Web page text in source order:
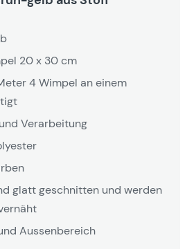
20 x 30 cm
4 Wimpel an einem
Verarbeitung
glatt geschnitten und werden
Aussenbereich